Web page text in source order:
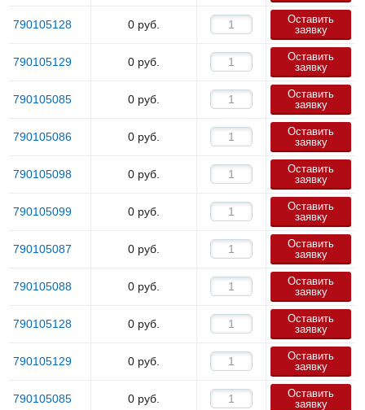
790105128 0 руб.
Оставить
заявку
790105129 0 руб.
Оставить
заявку
790105085 0 руб.
Оставить
заявку
790105086 0 руб.
Оставить
заявку
790105098 0 руб.
Оставить
заявку
790105099 0 руб.
Оставить
заявку
790105087 0 руб.
Оставить
заявку
790105088 0 руб.
Оставить
заявку
790105128 0 руб.
Оставить
заявку
790105129 0 руб.
Оставить
заявку
790105085 0 руб.
Оставить
заявку